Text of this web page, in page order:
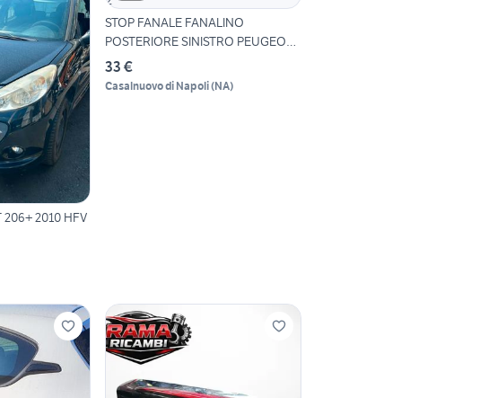
206+ 2010 HFV
STOP FANALE FANALINO
POSTERIORE SINISTRO PEUGEOT
2
33 €
Casalnuovo di Napoli(NA)